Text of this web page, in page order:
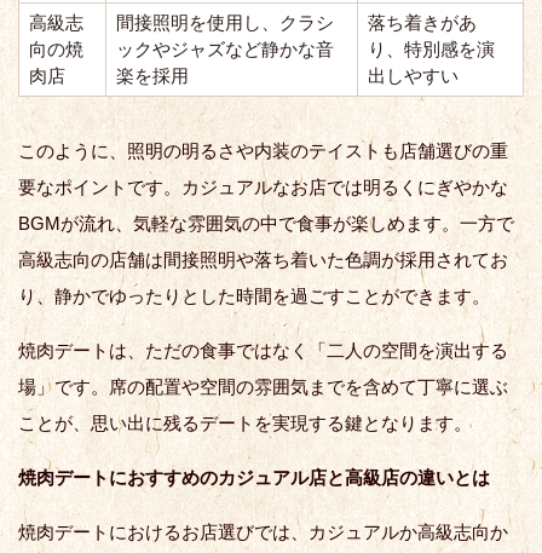
高級志
向の焼
肉店
間接照明を使用し、クラシ
ックやジャズなど静かな音
楽を採用
落ち着きがあ
り、特別感を演
出しやすい
このように、照明の明るさや内装のテイストも店舗選びの重
要なポイントです。カジュアルなお店では明るくにぎやかな
BGMが流れ、気軽な雰囲気の中で食事が楽しめます。一方で
高級志向の店舗は間接照明や落ち着いた色調が採用されてお
り、静かでゆったりとした時間を過ごすことができます。
焼肉デートは、ただの食事ではなく「二人の空間を演出する
場」です。席の配置や空間の雰囲気までを含めて丁寧に選ぶ
ことが、思い出に残るデートを実現する鍵となります。
焼肉デートにおすすめのカジュアル店と高級店の違いとは
焼肉デートにおけるお店選びでは、カジュアルか高級志向か